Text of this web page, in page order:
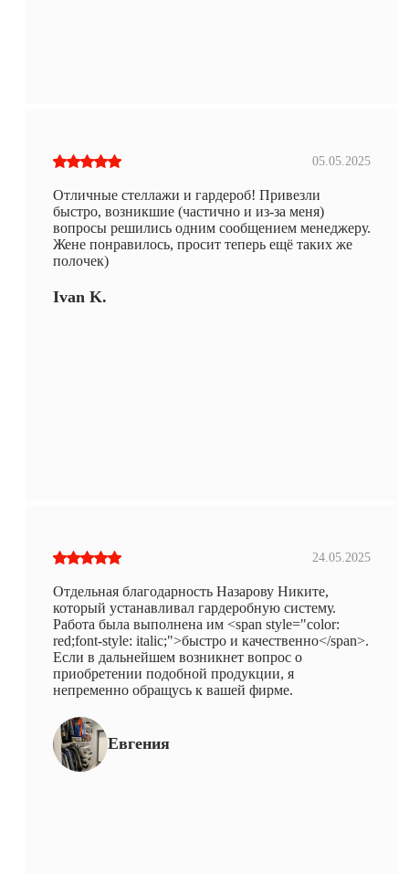
05.05.2025
Отличные стеллажи и гардероб! Привезли
быстро, возникшие (частично и из-за меня)
вопросы решились одним сообщением менеджеру.
Жене понравилось, просит теперь ещё таких же
полочек)
Ivan K.
24.05.2025
Отдельная благодарность Назарову Никите,
который устанавливал гардеробную систему.
Работа была выполнена им <span style="color:
red;font-style: italic;">быстро и качественно</span>.
Если в дальнейшем возникнет вопрос о
приобретении подобной продукции, я
непременно обращусь к вашей фирме.
Евгения